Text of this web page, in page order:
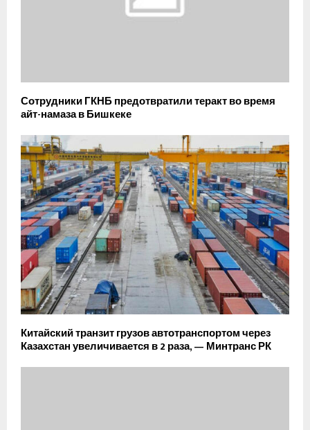
Сотрудники ГКНБ предотвратили теракт во время
айт-намаза в Бишкеке
Китайский транзит грузов автотранспортом через
Казахстан увеличивается в 2 раза, — Минтранс РК